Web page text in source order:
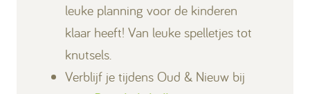
leuke planning voor de kinderen
klaar heeft! Van leuke spelletjes tot
knutsels.
Verblijf je tijdens Oud & Nieuw bij